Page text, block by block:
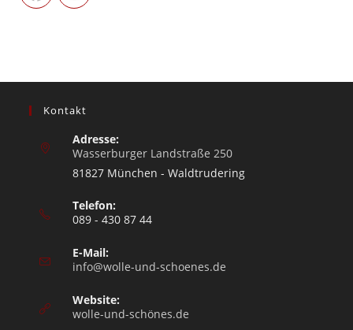
Kontakt
Adresse:
Wasserburger Landstraße 250
81827 München - Waldtrudering
Telefon:
089 - 430 87 44
E-Mail:
info@wolle-und-schoenes.de
Website:
wolle-und-schönes.de